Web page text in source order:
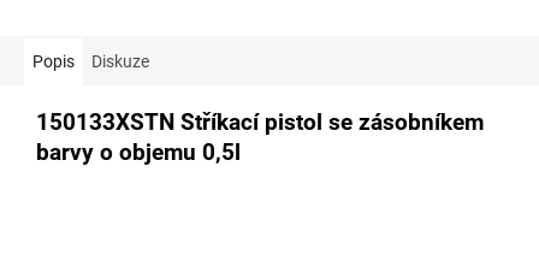
Popis Diskuze
150133XSTN Stříkací pistol se zásobníkem
barvy o objemu 0,5l